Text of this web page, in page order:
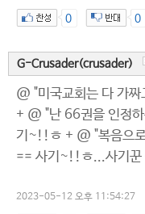
0 0
G-Crusader(crusader)
@ "미국교회는 다 가
+ @ "난 66권을 인정
기~!!ㅎ + @ "복음으
== 사기~!!ㅎ...사기
2023-05-12 오후 11:54:27